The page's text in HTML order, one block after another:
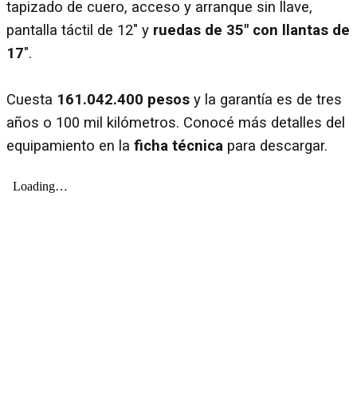
tapizado de cuero, acceso y arranque sin llave,
pantalla táctil de 12″ y ruedas de 35″ con llantas de
17″.
Cuesta 161.042.400 pesos y la garantía es de tres
años o 100 mil kilómetros. Conocé más detalles del
equipamiento en la ficha técnica para descargar.